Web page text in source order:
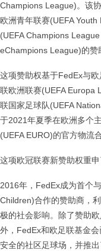
Champions League)。该
欧洲青年联赛(UEFA
(UEFA Champions
eChampions League)的赞
这项赞助权基于FedEx与
联欧洲联赛(UEFA Europa
联国家足球队(UEFA
于2021年夏季在欧洲多个
(UEFA EURO)的官方物流
这项欧冠联赛新赞助权重
2016年，FedEx成为首个
Children)合作的赞助商，
极的社会影响。除了赞助
外，FedEx和欧足联基金
安全的社区足球场，并推